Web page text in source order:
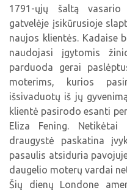
Naudinga
1791-ųjų šaltą
gatvelėje įsikūrusioje
naujos klientės. Kadaise
naudojasi įgytomis
parduoda gerai
moterims, kurios
išsivaduotų iš jų
klientė pasirodo esanti
Eliza Fening.
draugystė paskatina
pasaulis atsiduria
daugelio moterų vardai
Šių dienų Londone